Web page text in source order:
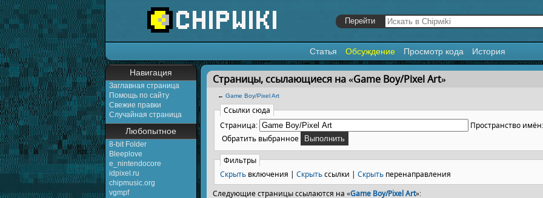
Статья Обсуждение Просмотр кода История
Навигация
Заглавная страница
Помощь по сайту
Свежие правки
Случайная страница
Любопытное
8-bit Folder
Bleeplove
e_nintendocore
idpixel.ru
chipmusic.org
vgmpf
Перейти к:навигация,поиск
Страницы, ссылающиеся на «Game Boy/Pixel Art»
← Game Boy/Pixel Art
Ссылки сюда
Страница:
Пространство имён:
Обратить выбранное
Фильтры
Скрыть включения | Скрытьссылки | Скрыть перенаправления
Следующие страницы ссылаются на «Game Boy/Pixel Art»: